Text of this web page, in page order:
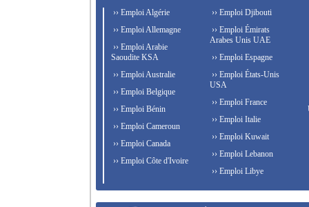
›› Emploi Algérie
›› Emploi Allemagne
›› Emploi Arabie
Saoudite KSA
›› Emploi Australie
›› Emploi Belgique
›› Emploi Bénin
›› Emploi Cameroun
›› Emploi Canada
›› Emploi Côte d'Ivoire
›› Emploi Djibouti
›› Emploi Émirats
Arabes Unis UAE
›› Emploi Espagne
›› Emploi États-Unis
USA
›› Emploi France
›› Emploi Italie
›› Emploi Kuwait
›› Emploi Lebanon
›› Emploi Libye